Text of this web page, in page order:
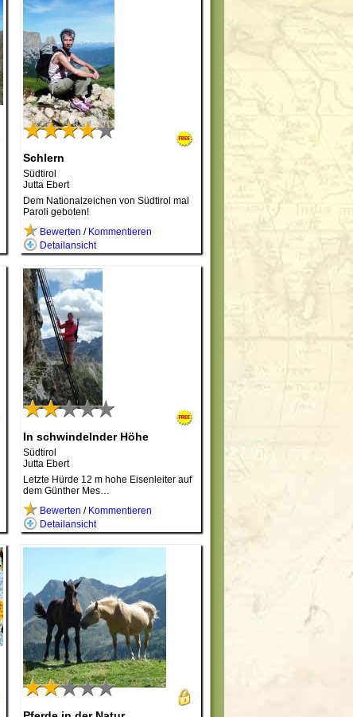
Schlern
Südtirol
Jutta Ebert
Dem Nationalzeichen von Südtirol mal
Paroli geboten!
Bewerten / Kommentieren
Detailansicht
In schwindelnder Höhe
Südtirol
Jutta Ebert
Letzte Hürde 12 m hohe Eisenleiter auf
dem Günther Mes…
Bewerten / Kommentieren
Detailansicht